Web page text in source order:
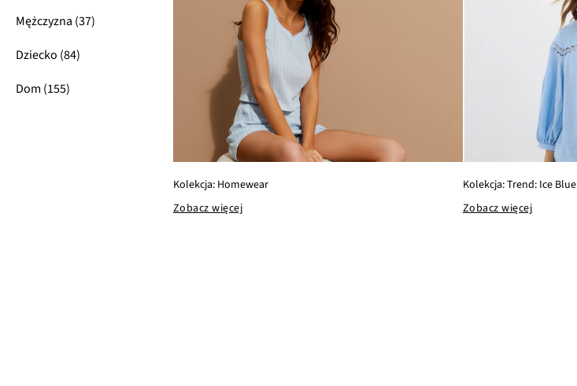
Mężczyzna (37)
Dziecko (84)
Dom (155)
Kolekcja: Homewear
Zobacz więcej
Kolekcja: Trend: Ice Blue
Zobacz więcej